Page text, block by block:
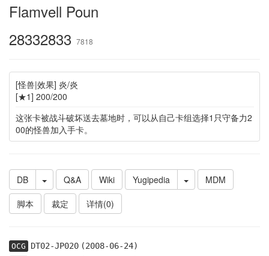
Flamvell Poun
28332833 7818
[怪兽|效果] 炎/炎
[★1] 200/200
这张卡被战斗破坏送去墓地时，可以从自己卡组选择1只守备力2
00的怪兽加入手卡。
DB Q&A Wiki Yugipedia
MDM
脚本
裁定 详情(0)
OCG DT02-JP020(2008-06-24)